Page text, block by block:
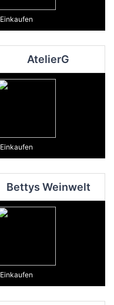
Einkaufen
AtelierG
Einkaufen
Bettys Weinwelt
Einkaufen